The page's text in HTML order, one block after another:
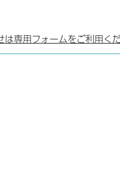
専用フォームをご利用く